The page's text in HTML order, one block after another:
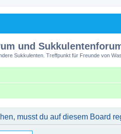
und
Sukkulenten. Treffpunkt für Freunde von
musst du auf diesem Board